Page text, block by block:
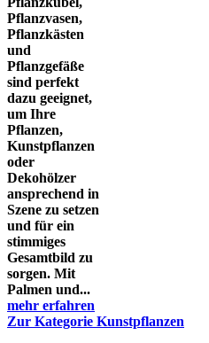
Pflanzvasen,
Pflanzkästen
und
Pflanzgefäße
sind perfekt
dazu geeignet,
um Ihre
Pflanzen,
Kunstpflanzen
oder
Dekohölzer
ansprechend in
Szene zu setzen
und für ein
stimmiges
Gesamtbild zu
sorgen. Mit
Palmen und...
mehr erfahren
Zur Kategorie Kunstpflanzen